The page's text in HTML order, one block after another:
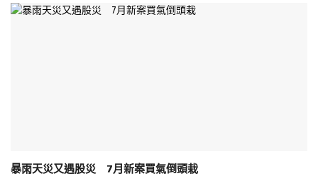
暴雨天災又遇股災 7月新案買氣倒頭栽